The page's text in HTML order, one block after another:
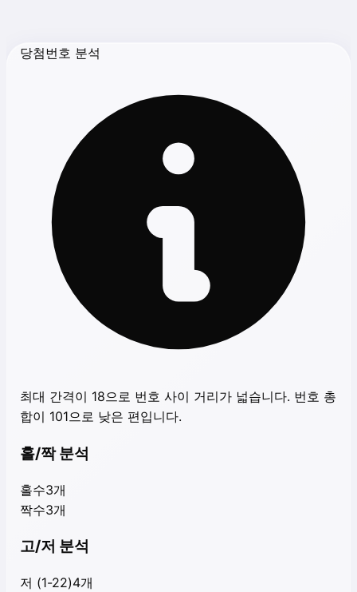
당첨번호 분석
최대 간격이 18으로 번호 사이 거리가 넓습니다. 번호 총
합이 101으로 낮은 편입니다.
홀/짝 분석
홀수3개
짝수3개
고/저 분석
저 (1-22)4개